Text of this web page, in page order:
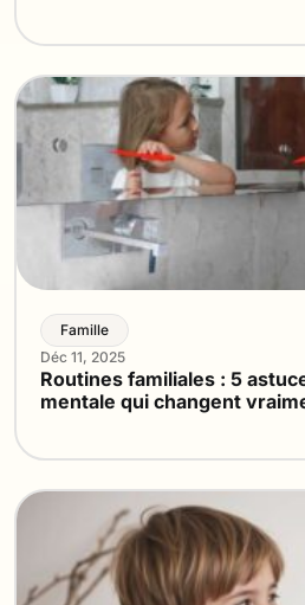
Famille
Déc 11, 2025
Routines familiales : 5
mentale qui changent